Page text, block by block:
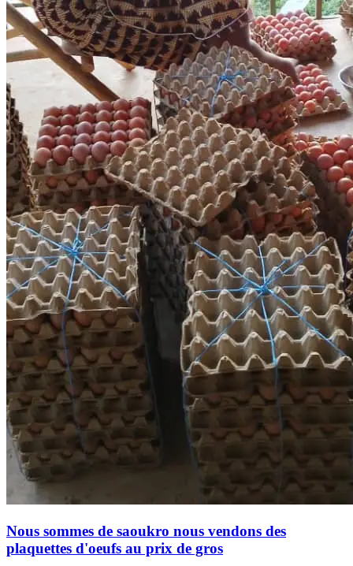
Nous sommes de saoukro nous vendons des
plaquettes d'oeufs au prix de gros